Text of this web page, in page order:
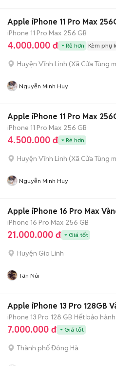
Apple iPhone 11 Pro Max
iPhone 11 Pro Max 256 GB
4.000.000 đ Rẻ hơn Kèm phụ
Huyện Vĩnh Linh (Xã Cửa Tùng
Nguyễn Minh Huy
Apple iPhone 11 Pro Max
iPhone 11 Pro Max 256 GB
4.500.000 đ Rẻ hơn
Huyện Vĩnh Linh (Xã Cửa Tùng
Nguyễn Minh Huy
Apple iPhone 16 Pro Max
iPhone 16 Pro Max 256 GB
21.000.000 đ Giá tốt
Huyện Gio Linh
Tân Núi
Apple iPhone 13 Pro 128GB
iPhone 13 Pro 128 GB Hết bảo hành
7.000.000 đ Giá tốt
Thành phố Đông Hà